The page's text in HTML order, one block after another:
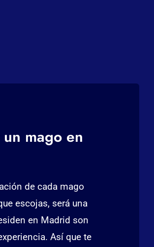
mago en
de cada mago
escojas, será una
en Madrid son
Así que te